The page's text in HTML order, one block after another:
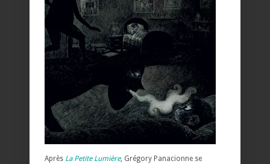
Après La Petite Lumière, Grégory Panacionne se